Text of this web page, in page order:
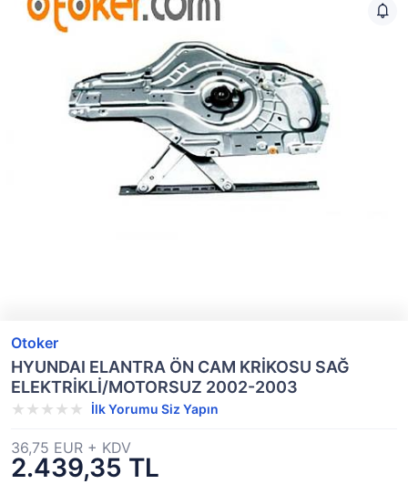
Otoker
HYUNDAI ELANTRA ÖN CAM KRİKOSU SAĞ
ELEKTRİKLİ/MOTORSUZ 2002-2003
İlk Yorumu Siz Yapın
2.439,35 TL
36,75 EUR + KDV